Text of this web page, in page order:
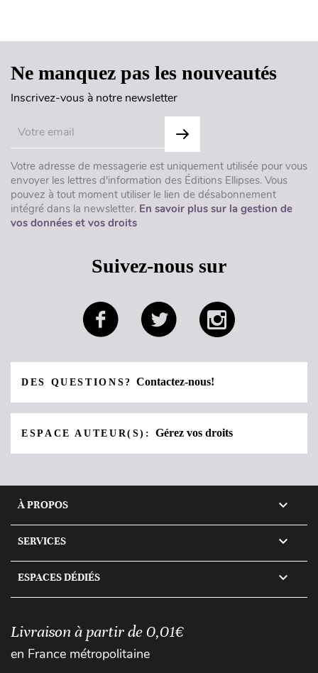
Ne manquez pas les nouveautés
Inscrivez-vous à notre newsletter
Votre adresse de messagerie est uniquement utilisée pour vous
envoyer les lettres d'information des Éditions Ellipses. Vous
pouvez à tout moment utiliser le lien de désabonnement
intégré dans la newsletter. En savoir plus sur la gestion de
vos données et vos droits
Suivez-nous sur
DES QUESTIONS?Contactez-nous!
ESPACE AUTEUR(S):Gérez vos droits
À PROPOS 
SERVICES 
ESPACES DÉDIÉS 
Livraison à partir de 0,01€
en France métropolitaine